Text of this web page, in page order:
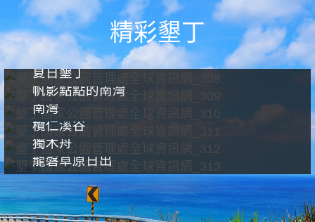
精彩墾丁
夏日墾丁
帆影點點的南灣
南灣
欖仁溪谷
獨木舟
龍磐草原日出